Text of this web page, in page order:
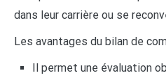
dans leur carrière ou se
Les avantages du bilan de
Il permet une évaluation